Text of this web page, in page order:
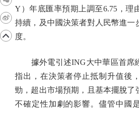
Y）年底匯率預期上調至6.75，理
持續，及中國決策者對人民幣進一
度。
據外電引述ING大中華區首席
指出，在決策者停止抵制升值後
勁，超出市場預期，且基本擺脫了
不確定性加劇的影響。儘管中國